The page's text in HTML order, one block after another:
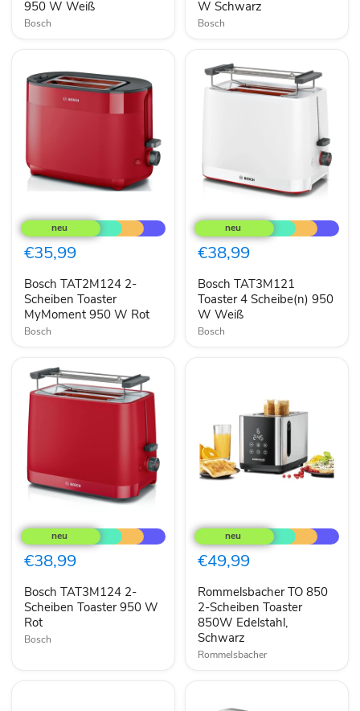
Weiß
950 W Weiß
Bosch
W Schwarz
Bosch
TAT2M124
2-
Scheiben
Toaster
950
W
Rot
€35,99
Bosch TAT2M124 2-
Scheiben Toaster
MyMoment 950 W Rot
Bosch
TAT3M121
Toaster
4
Scheibe(n)
W
Weiß
€38,99
Bosch TAT3M121
Toaster 4 Scheibe(n) 950
W Weiß
Bosch
TAT3M124
2-
Scheiben
Toaster
W
Rot
€38,99
Bosch TAT3M124 2-
Scheiben Toaster 950 W
Rot
Bosch
TO
850
2-
Scheiben
850W
Edelstahl,
Schwarz
€49,99
Rommelsbacher TO 850
2-Scheiben Toaster
850W Edelstahl,
Schwarz
Rommelsbacher